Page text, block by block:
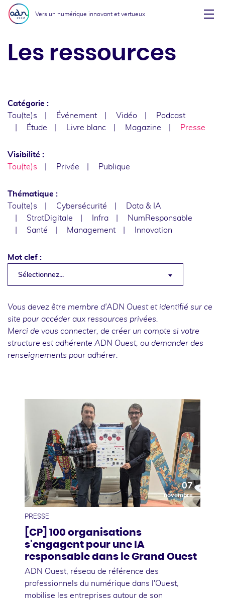
Aller au menu
Aller au contenu
Vers un numérique innovant et vertueux
Les ressources
Catégorie :
Tou(te)s
Événement Vidéo
Podcast
Étude
Livre blanc Magazine Presse
Visibilité :
Tou(te)s
Privée Publique
Thématique :
Tou(te)s
Cybersécurité
Data & IA
StratDigitale
Infra
NumResponsable
Santé
Management Innovation
Mot clef :
Sélectionnez...
Vous devez être membre d'ADN Ouest et identifié sur ce
site pour accéder aux ressources privées.
Merci de vous connecter , de créer un compte si votre
structure est adhérente ADN Ouest, ou demander des
renseignements pour adhérer.
07
novembre
PRESSE
[CP] 100 organisations
s'engagent pour une IA
responsable dans le Grand Ouest
ADN Ouest, réseau de référence des
professionnels du numérique dans l'Ouest,
mobilise les entreprises autour de son